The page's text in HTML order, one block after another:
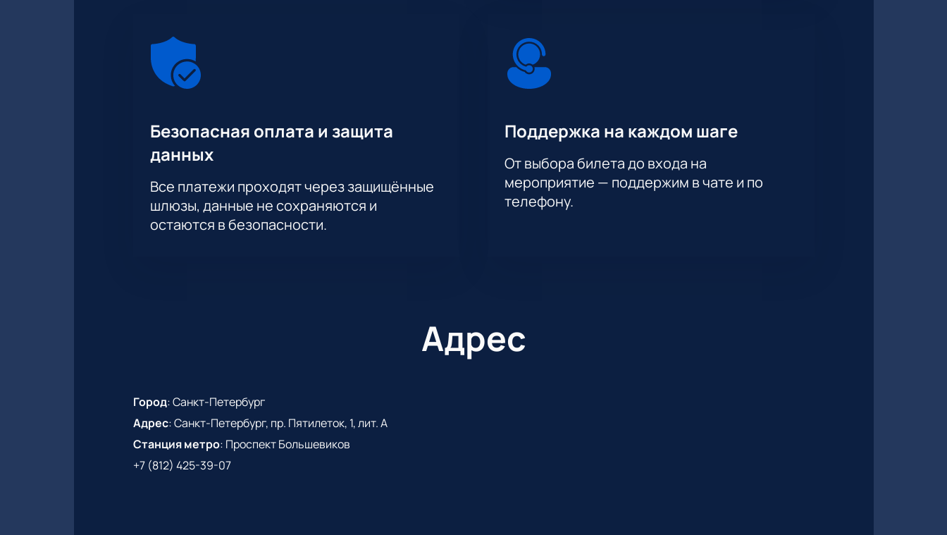
Безопасная оплата и защита
данных
Все платежи проходят через защищённые
шлюзы, данные не сохраняются и
остаются в безопасности.
Поддержка на каждом шаге
От выбора билета до входа на
мероприятие — поддержим в чате и по
телефону.
Адрес
Город:Санкт-Петербург
Адрес:Санкт-Петербург, пр. Пятилеток, 1, лит. А
Станция метро: Проспект Большевиков
+7 (812) 425-39-07